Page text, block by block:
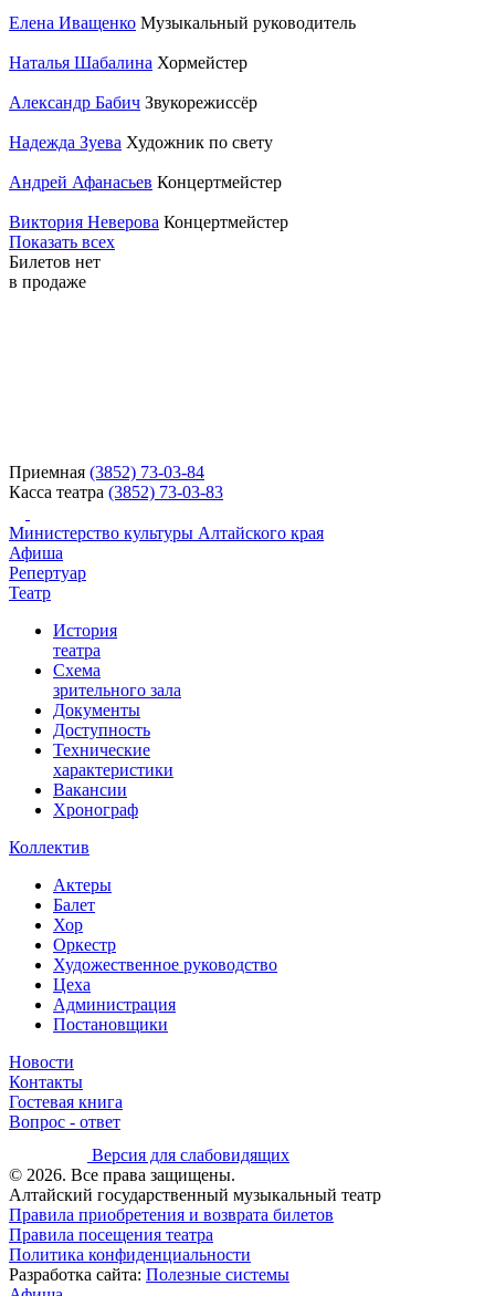
Елена Иващенко Музыкальный руководитель
Наталья Шабалина Хормейстер
Александр Бабич Звукорежиссёр
Надежда Зуева Художник по свету
Андрей Афанасьев Концертмейстер
Виктория Неверова Концертмейстер
Показать всех
Билетов нет
в продаже
Приемная (3852) 73-03-84
Касса театра (3852) 73-03-83
Министерство культуры Алтайского края
Афиша
Репертуар
Театр
История
театра
Схема
зрительного зала
Документы
Доступность
Технические
характеристики
Вакансии
Хронограф
Коллектив
Актеры
Балет
Хор
Оркестр
Художественное руководство
Цеха
Администрация
Постановщики
Новости
Контакты
Гостевая книга
Вопрос - ответ
Версия для слабовидящих
© 2026. Все права защищены.
Алтайский государственный музыкальный театр
Правила приобретения и возврата билетов
Правила посещения театра
Политика конфиденциальности
Разработка сайта: Полезные системы